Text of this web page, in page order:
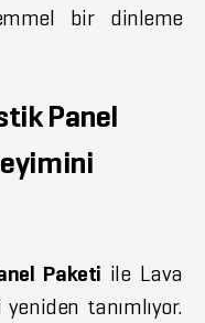
bir dinleme
Panel
Paketi ile Lava
tanımlıyor.